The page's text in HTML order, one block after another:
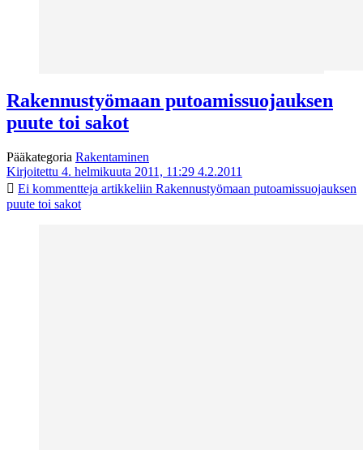
Rakennustyömaan putoamissuojauksen
puute toi sakot
Pääkategoria Rakentaminen
Kirjoitettu 4. helmikuuta 2011, 11:29 4.2.2011
Ei kommentteja artikkeliin Rakennustyömaan putoamissuojauksen
puute toi sakot